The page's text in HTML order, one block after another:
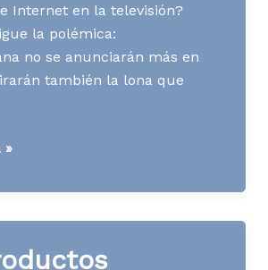
Internet en la televisión?
la polémica:
no se anunciarán más en
también la lona que
»